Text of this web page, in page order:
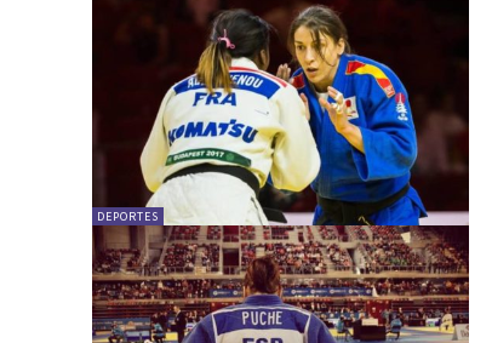
DEPORTES